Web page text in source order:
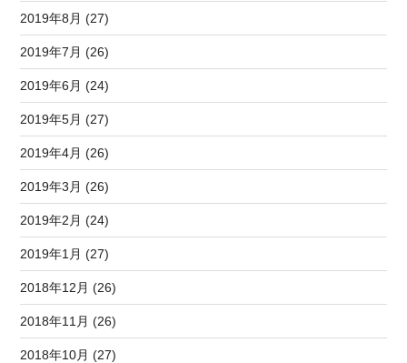
2019年8月 (27)
2019年7月 (26)
2019年6月 (24)
2019年5月 (27)
2019年4月 (26)
2019年3月 (26)
2019年2月 (24)
2019年1月 (27)
2018年12月 (26)
2018年11月 (26)
2018年10月 (27)